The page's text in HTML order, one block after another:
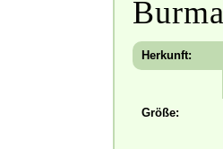
Burma
Herkunft:
Größe: